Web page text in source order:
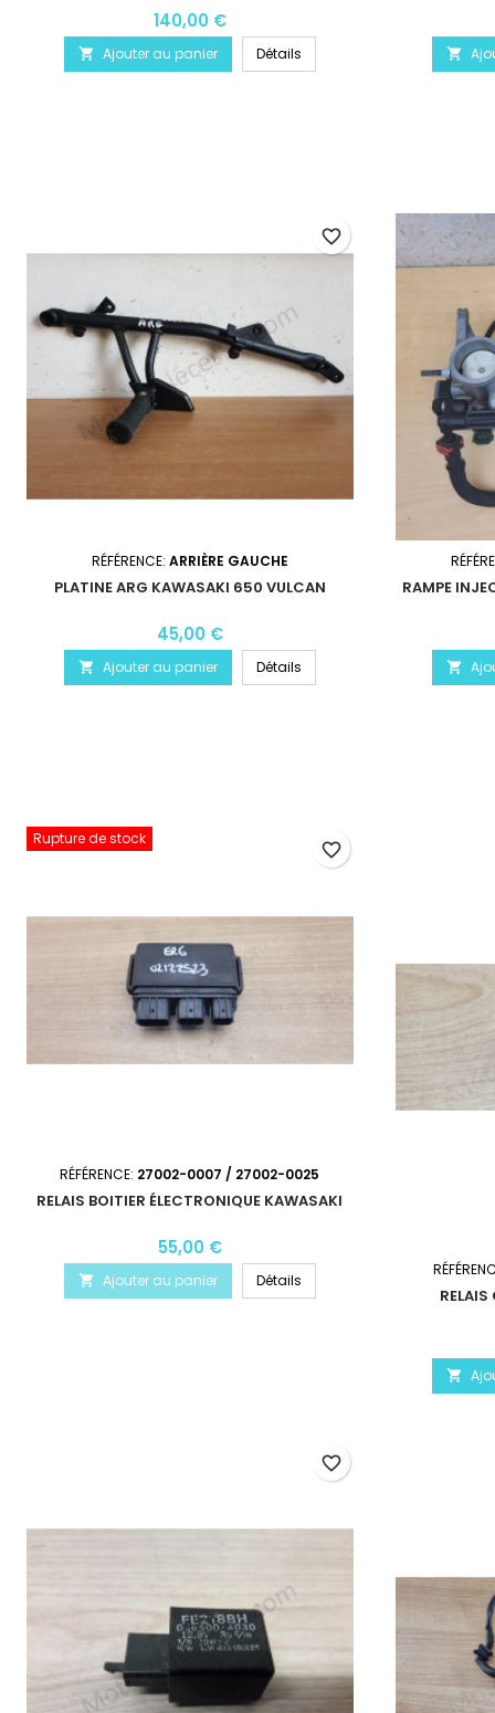
140,00 €
 Ajouter au panier Détails 
RÉFÉRENCE: ARRIÈRE GAUCHE
PLATINE ARG KAWASAKI 650 VULCAN
45,00 €
 Ajouter au panier Détails
favorite_border
RAMPE

Rupture de stock
RÉFÉRENCE: 27002-0007 / 27002-0025
RELAIS BOITIER ÉLECTRONIQUE KAWASAKI
55,00 €
 Ajouter au panier Détails
favorite_border

favorite_border